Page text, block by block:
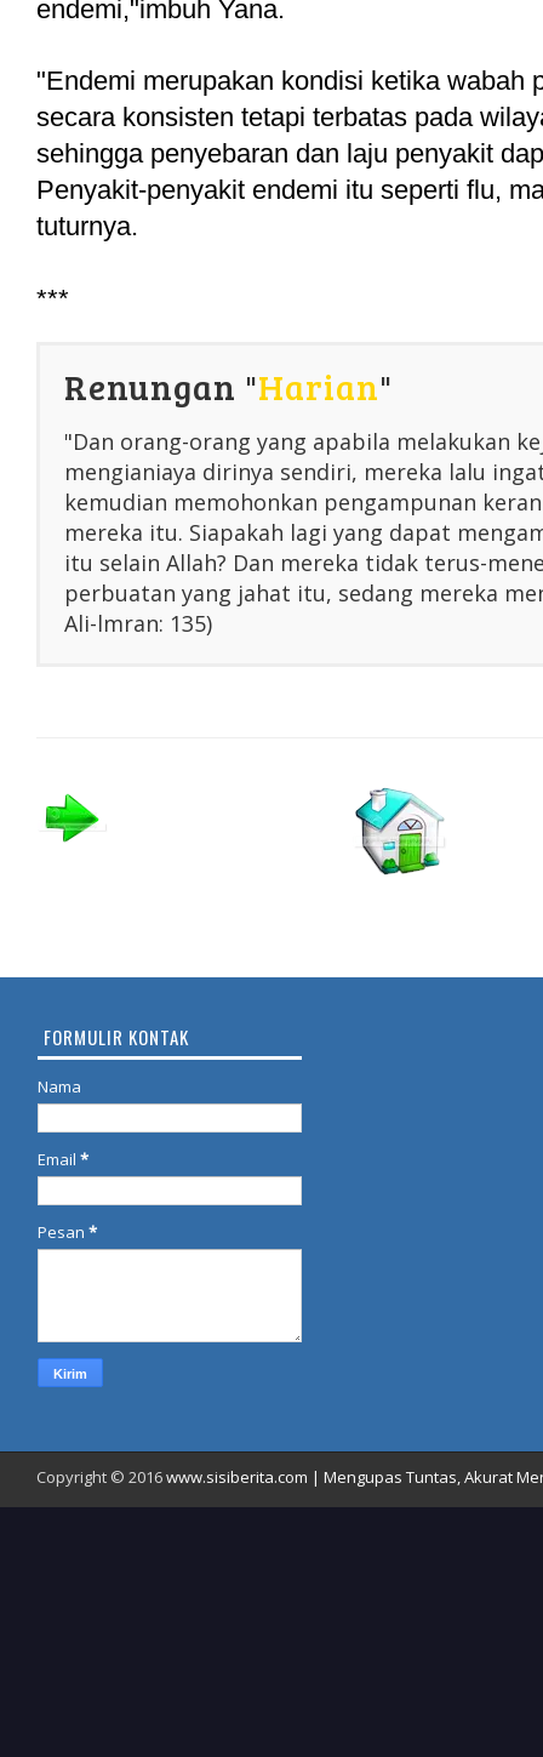
endemi,"imbuh Yana.
"Endemi merupakan kondisi ketika wabah
secara konsisten tetapi terbatas pada
sehingga penyebaran dan laju penyakit
Penyakit-penyakit endemi itu seperti flu,
tuturnya.
***
Renungan "Harian"
"Dan orang-orang yang apabila melakukan
mengianiaya dirinya sendiri, mereka lalu
kemudian memohonkan pengampunan
mereka itu. Siapakah lagi yang dapat
itu selain Allah? Dan mereka tidak terus-
perbuatan yang jahat itu, sedang mereka
Ali-lmran: 135)
FORMULIR KONTAK
Nama
Email *
Pesan *
Copyright © 2016www.sisiberita.com | Mengupas Tuntas, Akurat